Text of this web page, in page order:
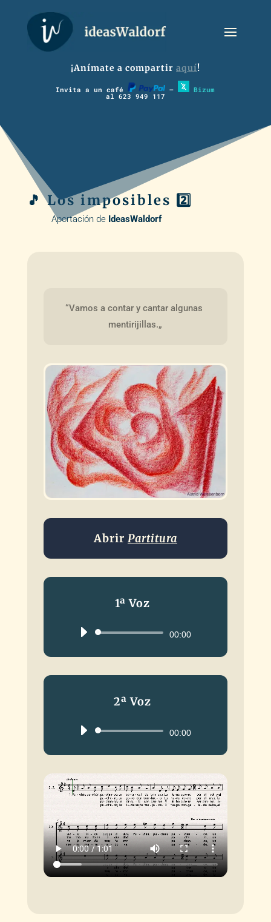
¡Anímate a compartir aquí!
Invita a un café – Bizum
al 623 949 117
🎵 Los imposibles 2️⃣
Aportación de IdeasWaldorf
“Vamos a contar y cantar algunas
mentirijillas.„
Abrir Partitura
1ª Voz
Reproductor00:00
2ª Voz
Reproductor00:00